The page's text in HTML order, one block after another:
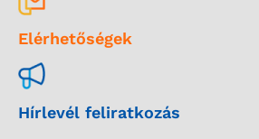
Elérhetőségek
Hírlevél feliratkozás